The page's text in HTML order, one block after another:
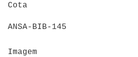
Cota
ANSA-BIB-145
Imagem